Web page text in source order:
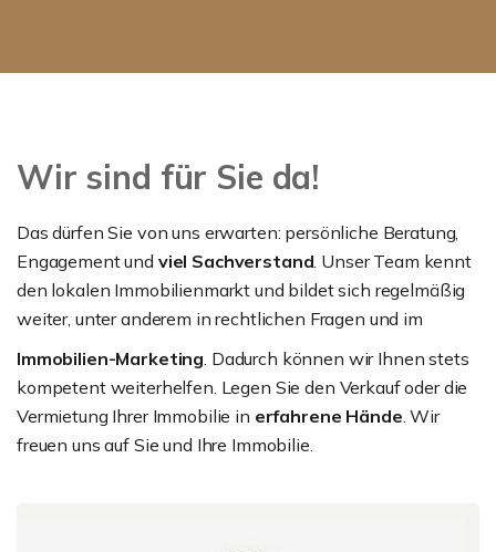
Wir sind für Sie da!
Das dürfen Sie von uns erwarten: persönliche Beratung,
Engagement und viel Sachverstand. Unser Team kennt
den lokalen Immobilienmarkt und bildet sich regelmäßig
weiter, unter anderem in rechtlichen Fragen und im
Immobilien-Marketing. Dadurch können wir Ihnen stets
kompetent weiterhelfen. Legen Sie den Verkauf oder die
Vermietung Ihrer Immobilie in erfahrene Hände. Wir
freuen uns auf Sie und Ihre Immobilie.